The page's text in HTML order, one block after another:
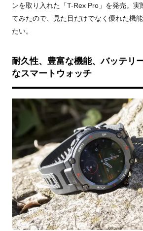
ンを取り入れた「T-Rex Pro 」を発売。
てみたので、見た目だけでなく優れた機
たい。
耐久性、豊富な機能、バッテリ
なスマートウォッチ